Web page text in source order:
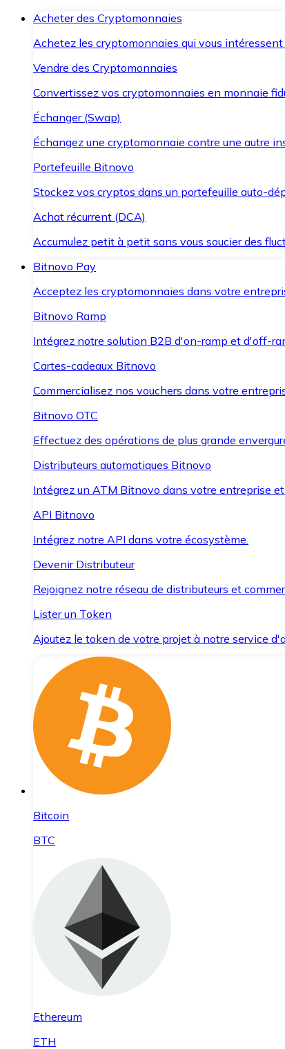
Acheter des Cryptomonnaies
Achetez les cryptomonnaies qui vous
Vendre des Cryptomonnaies
Convertissez vos cryptomonnaies en monnaie
Échanger (Swap)
Échangez une cryptomonnaie contre une autre
Portefeuille Bitnovo
Stockez vos cryptos dans un portefeuille auto-
Achat récurrent (DCA)
Accumulez petit à petit sans vous soucier des
Bitnovo Pay
Acceptez les cryptomonnaies dans votre
Bitnovo Ramp
Intégrez notre solution B2B d'on-ramp et d'off-
Cartes-cadeaux Bitnovo
Commercialisez nos vouchers dans votre
Bitnovo OTC
Effectuez des opérations de plus grande
Distributeurs automatiques Bitnovo
Intégrez un ATM Bitnovo dans votre entreprise
API Bitnovo
Intégrez notre API dans votre écosystème.
Devenir Distributeur
Rejoignez notre réseau de distributeurs et
Lister un Token
Ajoutez le token de votre projet à notre service
Bitcoin
BTC
Ethereum
ETH